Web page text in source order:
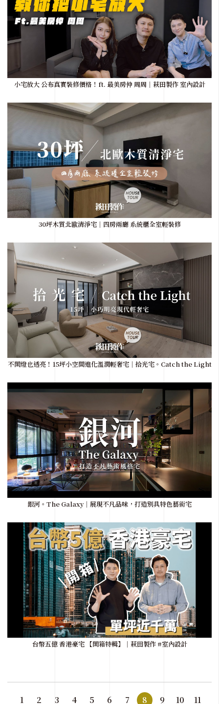
小宅放大 公布真實裝修價格！ft. 最美房仲 周周｜萩田製作 室內設計
30坪木質北歐清淨宅｜四房兩廳 系統櫃全室輕裝修
不開燈也透亮！15坪小空間進化溫潤輕奢宅｜拾光宅。Catch the Light
銀河。The Galaxy｜展現不凡品味，打造別具特色藝術宅
台幣五億 香港豪宅 【開箱特輯】｜萩田製作 #室內設計
1 2 3 4 5 6 7 8 9 10
11